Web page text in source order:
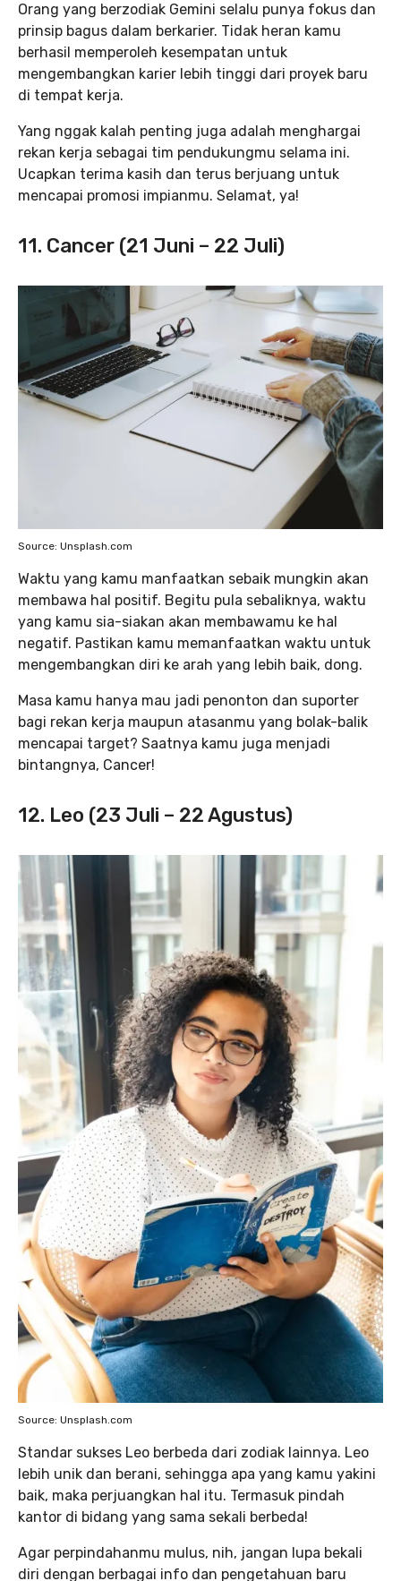
Orang yang berzodiak Gemini selalu punya fokus dan
prinsip bagus dalam berkarier. Tidak heran kamu
berhasil memperoleh kesempatan untuk
mengembangkan karier lebih tinggi dari proyek baru
di tempat kerja.
Yang nggak kalah penting juga adalah menghargai
rekan kerja sebagai tim pendukungmu selama ini.
Ucapkan terima kasih dan terus berjuang untuk
mencapai promosi impianmu. Selamat, ya!
11. Cancer (21 Juni – 22 Juli)
Source: Unsplash.com
Waktu yang kamu manfaatkan sebaik mungkin akan
membawa hal positif. Begitu pula sebaliknya, waktu
yang kamu sia-siakan akan membawamu ke hal
negatif. Pastikan kamu memanfaatkan waktu untuk
mengembangkan diri ke arah yang lebih baik, dong.
Masa kamu hanya mau jadi penonton dan suporter
bagi rekan kerja maupun atasanmu yang bolak-balik
mencapai target? Saatnya kamu juga menjadi
bintangnya, Cancer!
12. Leo (23 Juli – 22 Agustus)
Source: Unsplash.com
Standar sukses Leo berbeda dari zodiak lainnya. Leo
lebih unik dan berani, sehingga apa yang kamu yakini
baik, maka perjuangkan hal itu. Termasuk pindah
kantor di bidang yang sama sekali berbeda!
Agar perpindahanmu mulus, nih, jangan lupa bekali
diri dengan berbagai info dan pengetahuan baru